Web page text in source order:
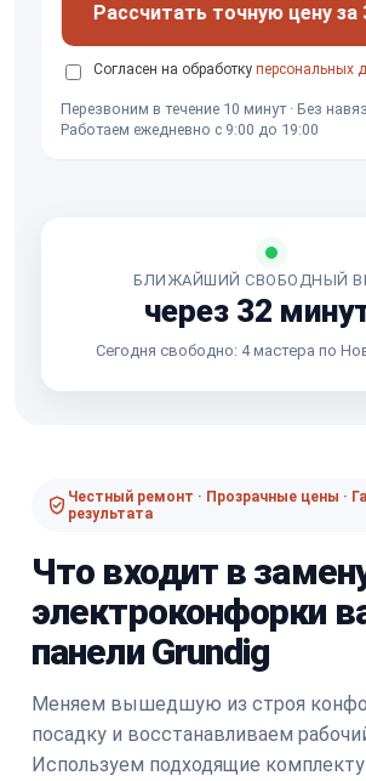
Рассчитать точную цену
Согласен на обработку персональных
Перезвоним в течение 10 минут · Без
Работаем ежедневно с 9:00 до 19:00
БЛИЖАЙШИЙ СВОБОДНЫЙ
через 32
Сегодня свободно: 4 мастера по
Честный ремонт · Прозрачные цены ·
результата
Что входит в
электроконфорки
панели Grundig
Меняем вышедшую из строя
посадку и восстанавливаем
Используем подходящие